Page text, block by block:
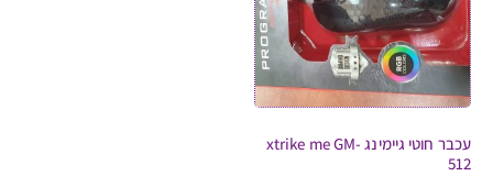
עכבר חוטי גיימינג xtrike me GM-
512